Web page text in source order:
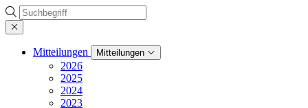
Suche
Mitteilungen Mitteilungen
2026
2025
2024
2023